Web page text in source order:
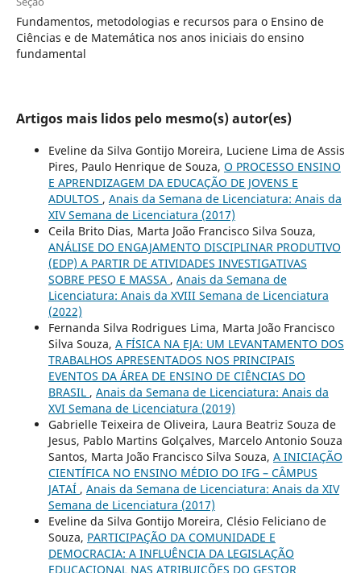
Fundamentos, metodologias e recursos para o Ensino de
Ciências e de Matemática nos anos iniciais do ensino
fundamental
Artigos mais lidos pelo mesmo(s) autor(es)
Eveline da Silva Gontijo Moreira, Luciene Lima de Assis
Pires, Paulo Henrique de Souza, O PROCESSO ENSINO
E APRENDIZAGEM DA EDUCAÇÃO DE JOVENS E
ADULTOS , Anais da Semana de Licenciatura: Anais da
XIV Semana de Licenciatura (2017)
Ceila Brito Dias, Marta João Francisco Silva Souza,
ANÁLISE DO ENGAJAMENTO DISCIPLINAR PRODUTIVO
(EDP) A PARTIR DE ATIVIDADES INVESTIGATIVAS
SOBRE PESO E MASSA , Anais da Semana de
Licenciatura: Anais da XVIII Semana de Licenciatura
(2022)
Fernanda Silva Rodrigues Lima, Marta João Francisco
Silva Souza, A FÍSICA NA EJA: UM LEVANTAMENTO DOS
TRABALHOS APRESENTADOS NOS PRINCIPAIS
EVENTOS DA ÁREA DE ENSINO DE CIÊNCIAS DO
BRASIL , Anais da Semana de Licenciatura: Anais da
XVI Semana de Licenciatura (2019)
Gabrielle Teixeira de Oliveira, Laura Beatriz Souza de
Jesus, Pablo Martins Golçalves, Marcelo Antonio Souza
Santos, Marta João Francisco Silva Souza, A INICIAÇÃO
CIENTÍFICA NO ENSINO MÉDIO DO IFG – CÂMPUS
JATAÍ , Anais da Semana de Licenciatura: Anais da XIV
Semana de Licenciatura (2017)
Eveline da Silva Gontijo Moreira, Clésio Feliciano de
Souza, PARTICIPAÇÃO DA COMUNIDADE E
DEMOCRACIA: A INFLUÊNCIA DA LEGISLAÇÃO
EDUCACIONAL NAS ATRIBUIÇÕES DO GESTOR